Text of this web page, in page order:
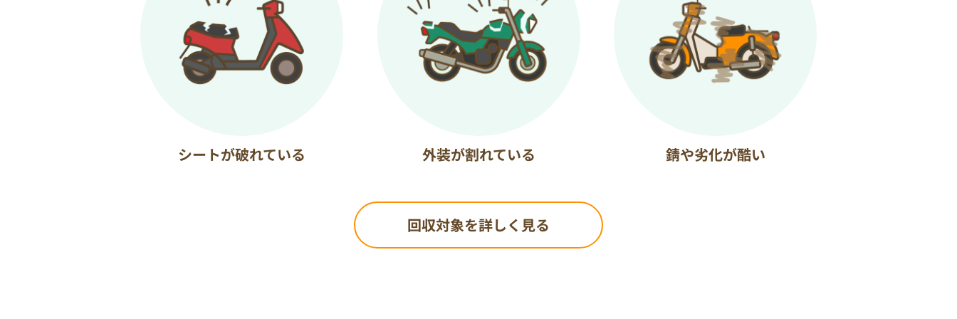
シートが破れている 外装が割れている 錆や劣化が酷い
回収対象を詳しく見る